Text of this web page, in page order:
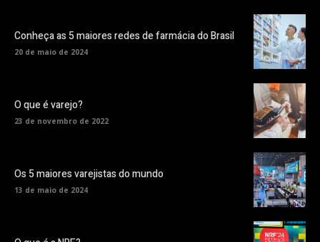
Conheça as 5 maiores redes de farmácia do Brasil
20 de maio de 2024
O que é varejo?
23 de novembro de 2022
Os 5 maiores varejistas do mundo
13 de maio de 2024